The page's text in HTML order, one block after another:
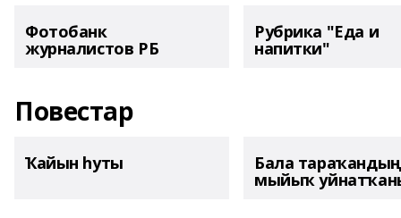
Фотобанк
журналистов РБ
Рубрика "Еда и
напитки"
Повестар
Ҡайын һуты Бала тараҡандың
мыйыҡ